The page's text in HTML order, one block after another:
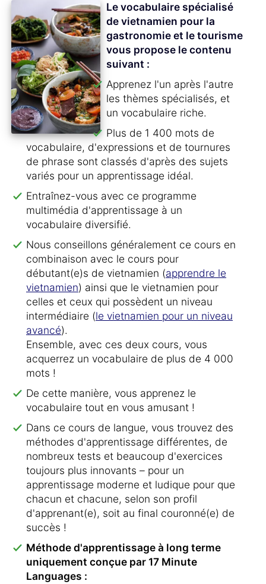
Le vocabulaire spécialisé
de vietnamien pour la
gastronomie et le tourisme
vous propose le contenu
suivant :
Apprenez l'un après l'autre
les thèmes spécialisés, et
un vocabulaire riche.
Plus de 1 400 mots de
vocabulaire, d'expressions et de tournures
de phrase sont classés d'après des sujets
variés pour un apprentissage idéal.
Entraînez-vous avec ce programme
multimédia d'apprentissage à un
vocabulaire diversifié.
Nous conseillons généralement ce cours en
combinaison avec le cours pour
débutant(e)s de vietnamien (apprendre le
vietnamien) ainsi que le vietnamien pour
celles et ceux qui possèdent un niveau
intermédiaire (le vietnamien pour un niveau
avancé).
Ensemble, avec ces deux cours, vous
acquerrez un vocabulaire de plus de 4 000
mots !
De cette manière, vous apprenez le
vocabulaire tout en vous amusant !
Dans ce cours de langue, vous trouvez des
méthodes d'apprentissage différentes, de
nombreux tests et beaucoup d'exercices
toujours plus innovants – pour un
apprentissage moderne et ludique pour que
chacun et chacune, selon son profil
d'apprenant(e), soit au final couronné(e) de
succès !
Méthode d'apprentissage à long terme
uniquement conçue par 17 Minute
Languages :